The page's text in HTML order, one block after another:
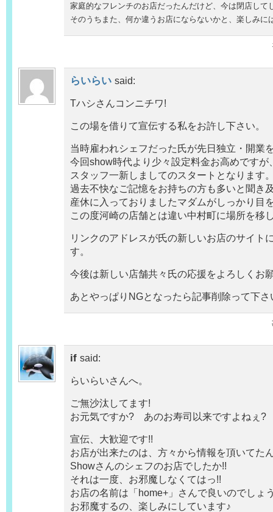
家庭的なフレンチのお店だったんだけど、今は閉店し
そのうちまた、何か違うお店にならないかと、楽しみ
らいらい said:
Tハシさんコンニチワ!
この場を借りて宣伝する私をお許し下さい。
当時雇われシェフだった氏が先日独立・開業
今回show時代より少々設定料金お高めですが
スタッフ一新しましてのスタートとなります
過去不快なご記憶をお持ちの方も多いと聞き
産休に入っておりましたマダムがしっかり目
この度河崎の店舗とは違い中村町に場所を移
リンクのアドレスが氏の新しいお店のサイト
す。
今後は新しい店舗共々氏の応援をよろしくお
あとやっぱりNGとなったら記事削除って下
if said:
らいらいさんへ。
ご無沙汰してます!
お元気ですか? あのお寿司以来ですよねぇ?
宣伝、大歓迎です!!
お店が出来たのは、方々から情報を頂いてた
Showさんのシェフのお店でしたか!!
それは一度、お邪魔しなくてはっ!!
お店の名前は「home+」さんで良いのでしょ
お邪魔するの、楽しみにしています♪